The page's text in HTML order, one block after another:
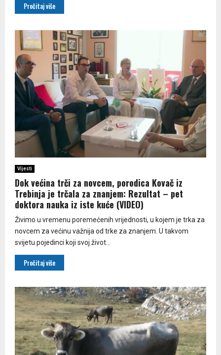
Pročitaj više
Vijesti
Dok većina trči za novcem, porodica Kovač iz
Trebinja je trčala za znanjem: Rezultat – pet
doktora nauka iz iste kuće (VIDEO)
Živimo u vremenu poremećenih vrijednosti, u kojem je trka za
novcem za većinu važnija od trke za znanjem. U takvom
svijetu pojedinci koji svoj život...
Pročitaj više